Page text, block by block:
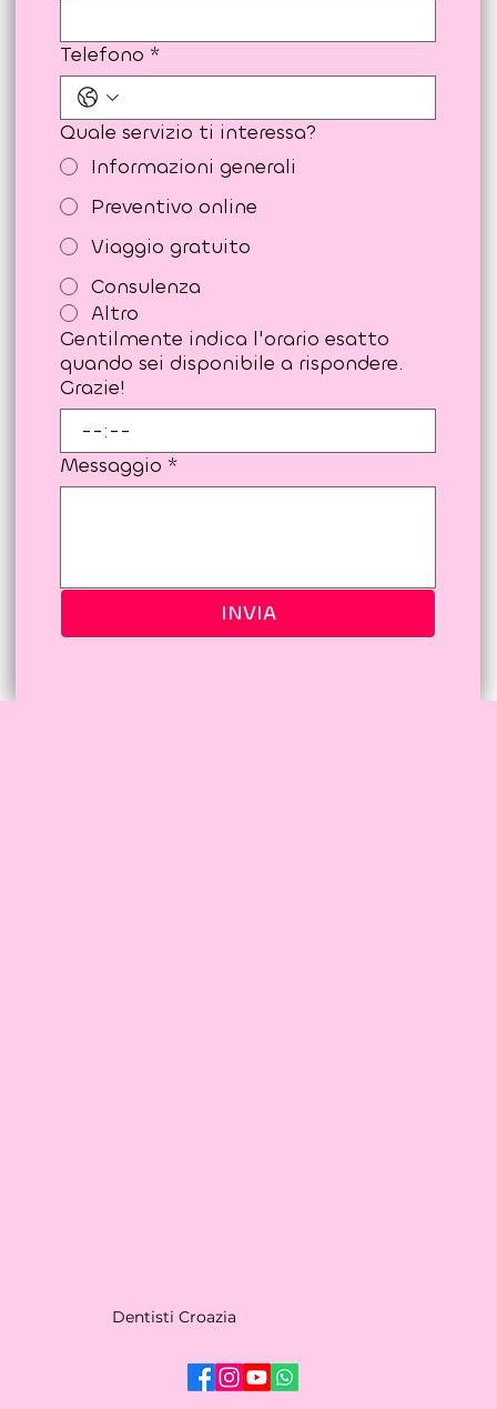
Telefono
Quale servizio ti interessa?
Informazioni generali
Preventivo online
Viaggio gratuito
Consulenza
Altro
Gentilmente indica l'orario esatto
quando sei disponibile a rispondere.
Grazie!
:
Dentisti Croazia